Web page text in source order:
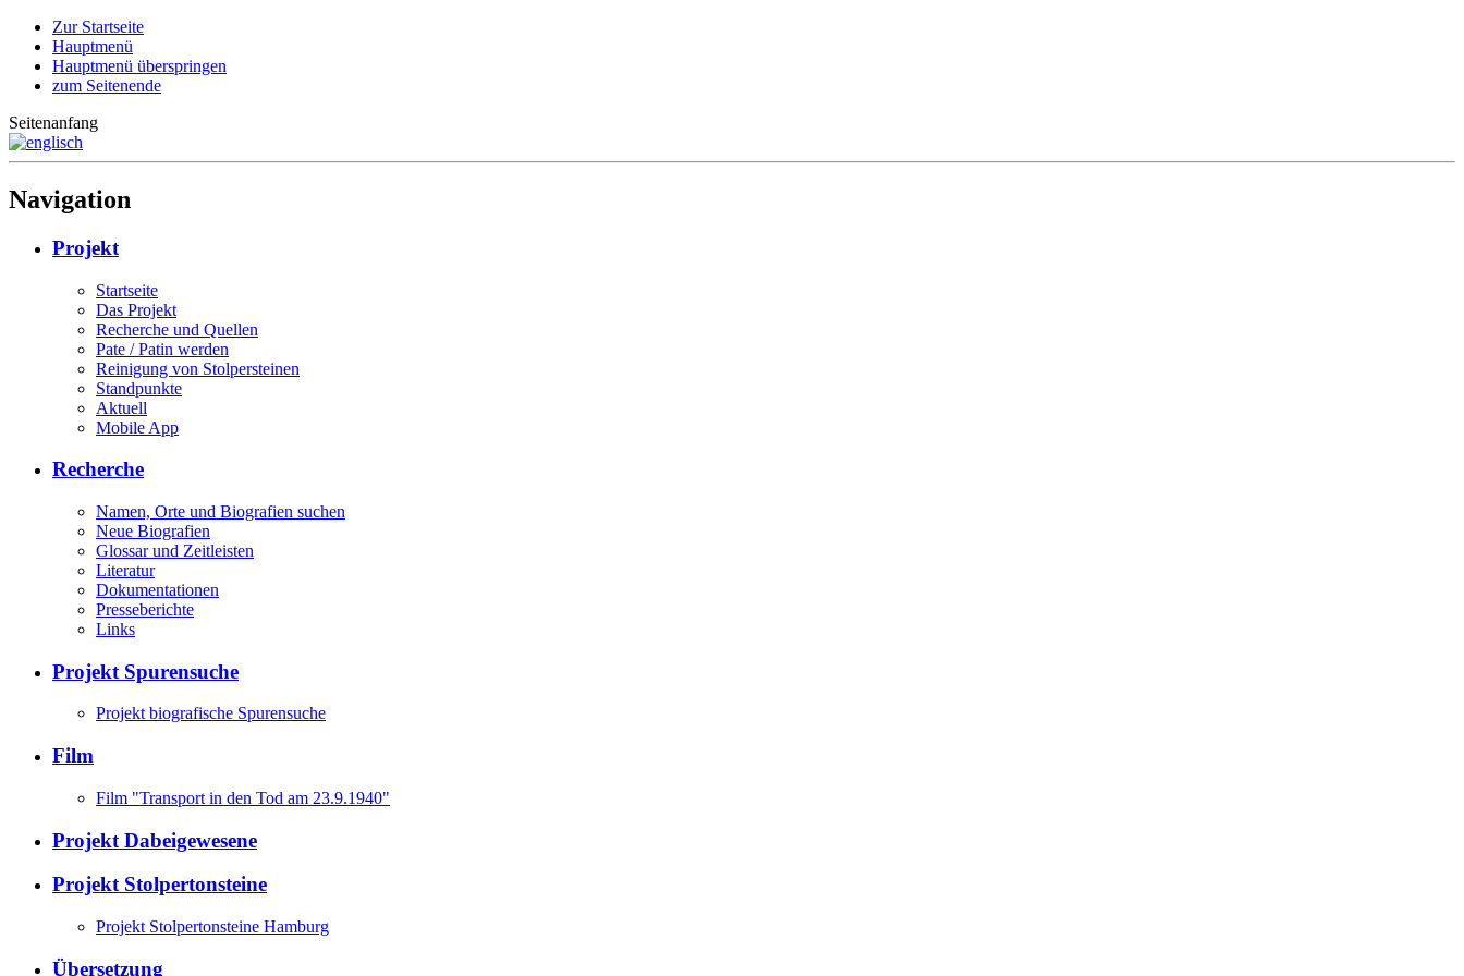
Zur Startseite
Hauptmenü
Hauptmenü überspringen
zum Seitenende
Seitenanfang
Navigation
Projekt
Startseite
Das Projekt
Recherche und Quellen
Pate / Patin werden
Reinigung von Stolpersteinen
Standpunkte
Aktuell
Mobile App
Recherche
Namen, Orte und Biografien suchen
Neue Biografien
Glossar und Zeitleisten
Literatur
Dokumentationen
Presseberichte
Links
Projekt Spurensuche
Projekt biografische Spurensuche
Film
Film "Transport in den Tod am 23.9.1940"
Projekt Dabeigewesene
Projekt Stolpertonsteine
Projekt Stolpertonsteine Hamburg
Übersetzung